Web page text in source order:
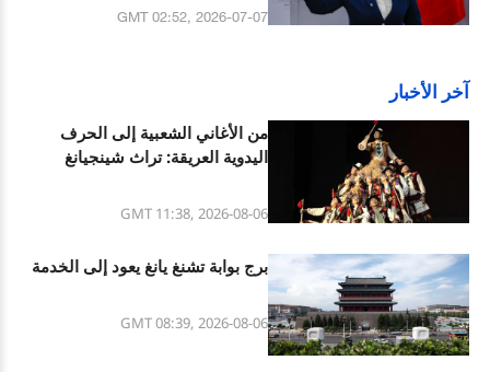
GMT 02:52, 2026-07-07
آخر الأخبار
من الأغاني الشعبية إلى الحرف
اليدوية العريقة: تراث شينجيانغ
GMT 11:38, 2026-08-06
برج بوابة تشنغ يانغ يعود إلى الخدمة
GMT 08:39, 2026-08-06